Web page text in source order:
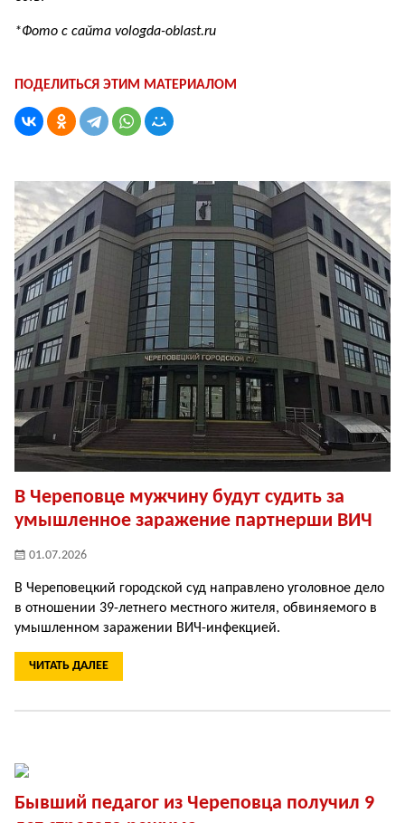
*Фото с сайта vologda-oblast.ru
ПОДЕЛИТЬСЯ ЭТИМ МАТЕРИАЛОМ
В Череповце мужчину будут судить за
умышленное заражение партнерши ВИЧ
01.07.2026
В Череповецкий городской суд направлено уголовное дело
в отношении 39-летнего местного жителя, обвиняемого в
умышленном заражении ВИЧ-инфекцией.
ЧИТАТЬ ДАЛЕЕ
Бывший педагог из Череповца получил 9